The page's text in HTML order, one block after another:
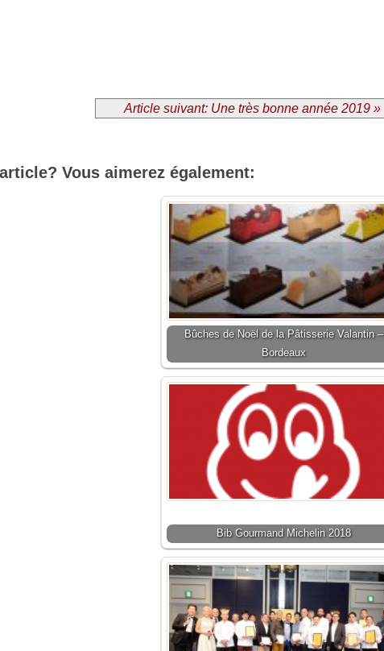
Article suivant: Une très bonne année 2019 »
Vous aimerez également:
Bûches de Noël de la Pâtisserie Valantin –
Bordeaux
Bib Gourmand Michelin 2018